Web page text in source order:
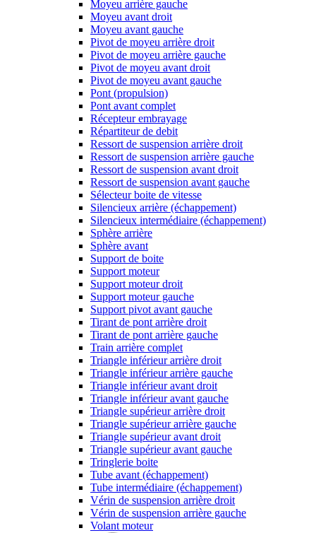
Moyeu arrière gauche
Moyeu avant droit
Moyeu avant gauche
Pivot de moyeu arrière droit
Pivot de moyeu arrière gauche
Pivot de moyeu avant droit
Pivot de moyeu avant gauche
Pont (propulsion)
Pont avant complet
Récepteur embrayage
Répartiteur de debit
Ressort de suspension arrière droit
Ressort de suspension arrière gauche
Ressort de suspension avant droit
Ressort de suspension avant gauche
Sélecteur boite de vitesse
Silencieux arrière (échappement)
Silencieux intermédiaire (échappement)
Sphère arrière
Sphère avant
Support de boite
Support moteur
Support moteur droit
Support moteur gauche
Support pivot avant gauche
Tirant de pont arrière droit
Tirant de pont arrière gauche
Train arrière complet
Triangle inférieur arrière droit
Triangle inférieur arrière gauche
Triangle inférieur avant droit
Triangle inférieur avant gauche
Triangle supérieur arrière droit
Triangle supérieur arrière gauche
Triangle supérieur avant droit
Triangle supérieur avant gauche
Tringlerie boite
Tube avant (échappement)
Tube intermédiaire (échappement)
Vérin de suspension arrière droit
Vérin de suspension arrière gauche
Volant moteur